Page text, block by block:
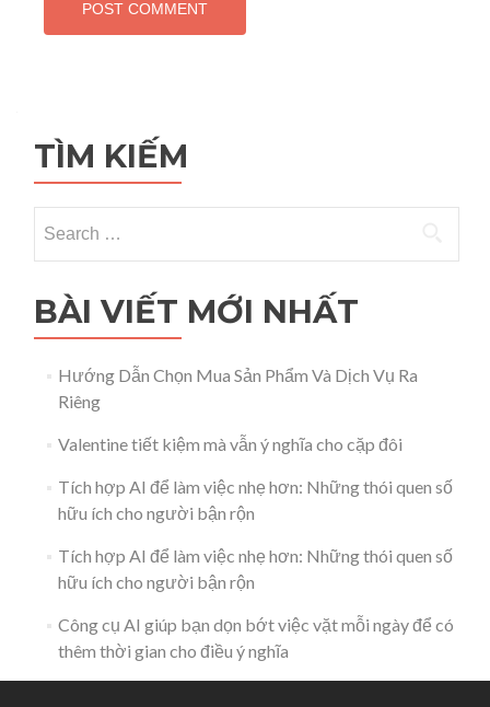
TÌM KIẾM
BÀI VIẾT MỚI NHẤT
Hướng Dẫn Chọn Mua Sản Phẩm Và Dịch Vụ Ra
Riêng
Valentine tiết kiệm mà vẫn ý nghĩa cho cặp đôi
Tích hợp AI để làm việc nhẹ hơn: Những thói quen số
hữu ích cho người bận rộn
Tích hợp AI để làm việc nhẹ hơn: Những thói quen số
hữu ích cho người bận rộn
Công cụ AI giúp bạn dọn bớt việc vặt mỗi ngày để có
thêm thời gian cho điều ý nghĩa